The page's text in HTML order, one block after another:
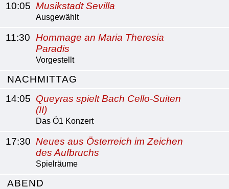
10:05 Musikstadt Sevilla
Ausgewählt
11:30 Hommage an Maria Theresia
Paradis
Vorgestellt
NACHMITTAG
14:05 Queyras spielt Bach Cello-Suiten
(II)
Das Ö1 Konzert
17:30 Neues aus Österreich im Zeichen
des Aufbruchs
Spielräume
ABEND